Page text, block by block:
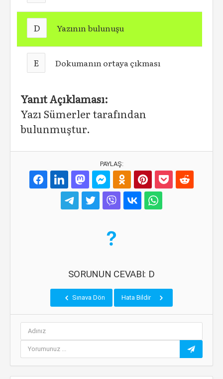
D Yazının bulunuşu
E Dokumanın ortaya çıkması
Yanıt Açıklaması:
Yazı Sümerler tarafından
bulunmuştur.
PAYLAŞ:
SORUNUN CEVABI: D
Sınava Dön Hata Bildir